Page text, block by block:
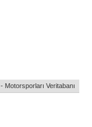
- Motorsporları Veritabanı